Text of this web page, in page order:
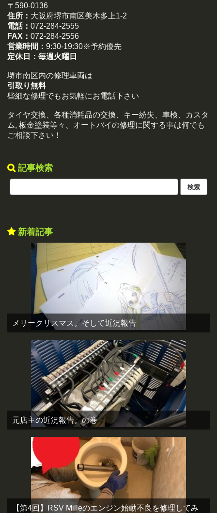
〒590-0136
住所： 大阪府堺市南区美木多上1-2
電話： 072-284-2555
FAX： 072-284-2556
営業時間： 9:30-19:30※予約優先
定休日： 毎週火曜日
堺市南区内の修理車両は
引取り無料
些細な修理でもお気軽にお電話下さい
タイヤ交換、各種消耗品の交換、キー紛失、車検、カスタ
ム, 板金塗装等々、オートバイの修理に関する事は何でも
ご相談下さい！
記事検索
新着記事
メリークリスマス。そして近況報告
元店主の近況報告。の巻
【第4回】RSV Milleのエンジン始動不良を修理してみ